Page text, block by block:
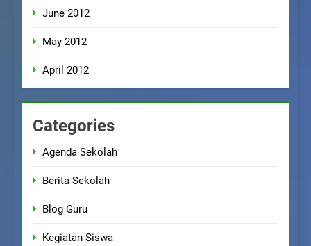
June 2012
May 2012
April 2012
Categories
Agenda Sekolah
Berita Sekolah
Blog Guru
Kegiatan Siswa